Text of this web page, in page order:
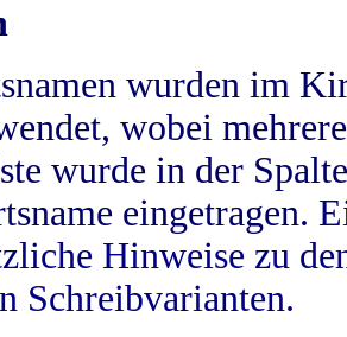
wurden im
wobei
wurde in der
eingetragen.
Hinweise zu
Schreibvarianten.